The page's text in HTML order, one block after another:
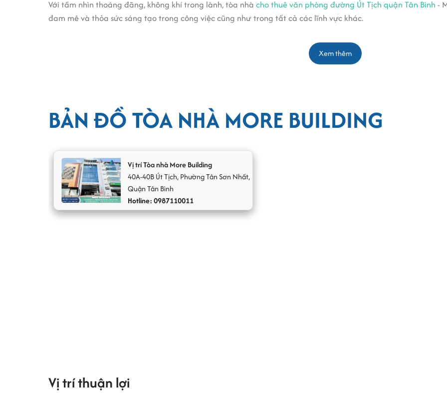
Với tầm nhìn thoáng đãng, không khí trong lành, tòa nhà cho thuê văn phòng đường Út Tịch quận Tân Bình -
đam mê và thỏa sức sáng tạo trong công việc cũng như trong tất cả các lĩnh vực khác.
sẵn đường dây internet và điện thoại, Quản lý chuyên nghiệp, bảo vệ 24/24... hứa hẹn sẽ trở thành nơi
Xem thêm
BẢN ĐỒ TÒA NHÀ MORE BUILDING
Vị trí Tòa nhà More Building
40A-40BÚt Tịch,Phường Tân Sơn Nhất,
Quận Tân Bình
Hotline: 0987110011
Vị trí thuận lợi